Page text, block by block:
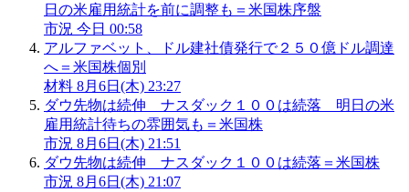
日の米雇用統計を前に調整も＝米国株序盤
市況 今日 00:58
アルファベット、ドル建社債発行で２５０億ドル調達
へ＝米国株個別
材料 8月6日(木) 23:27
ダウ先物は続伸 ナスダック１００は続落 明日の米
雇用統計待ちの雰囲気も＝米国株
市況 8月6日(木) 21:51
ダウ先物は続伸 ナスダック１００は続落＝米国株
市況 8月6日(木) 21:07